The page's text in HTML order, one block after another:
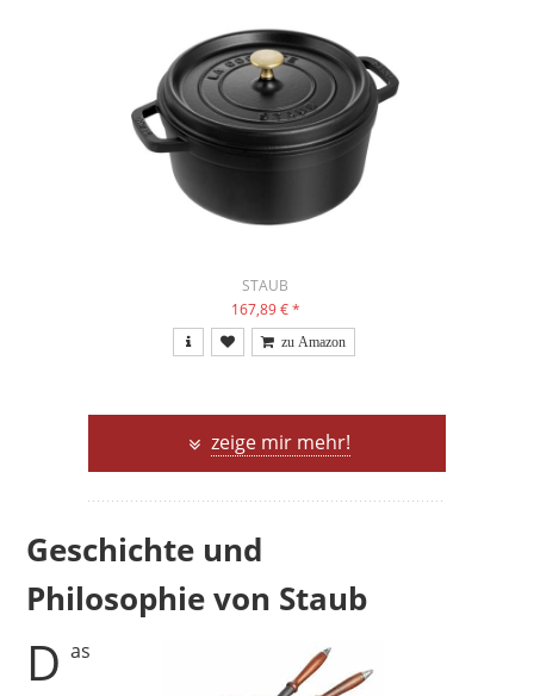
STAUB
167,89 €*
zeige mir mehr!
Geschichte und
Philosophie von Staub
D as